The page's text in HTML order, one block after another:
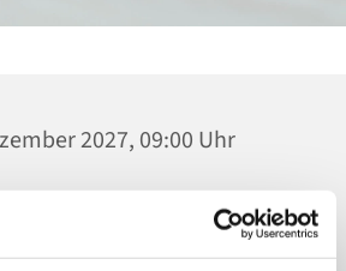
2027, 09:00 Uhr
Weißensee, Pfarrkirche,